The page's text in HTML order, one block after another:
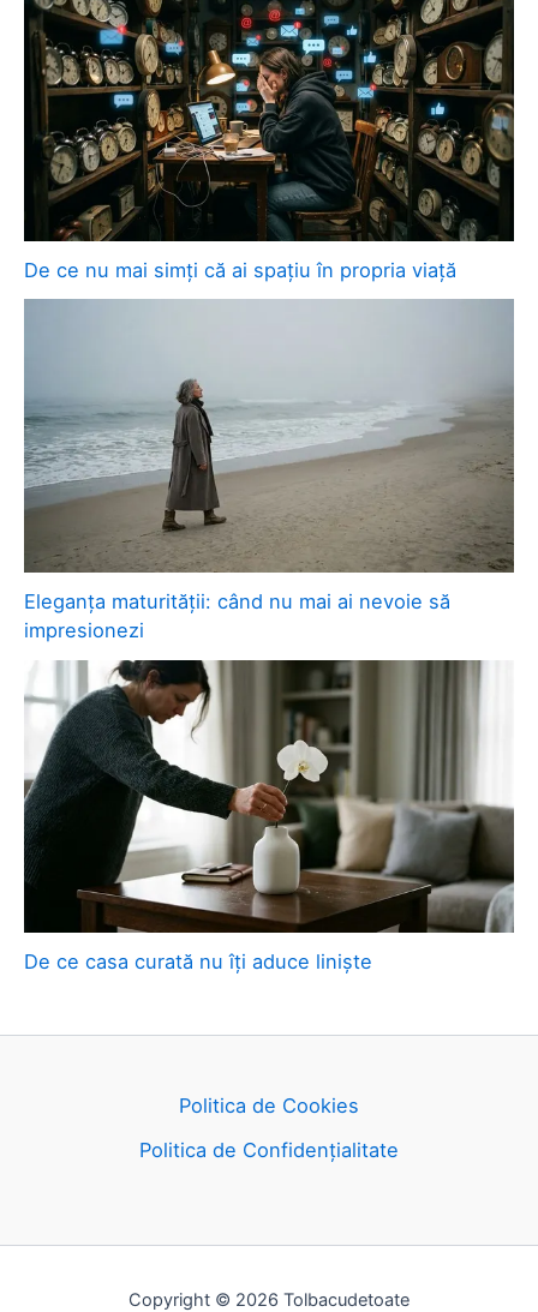
De ce nu mai simți că ai spațiu în propria viață
Eleganța maturității: când nu mai ai nevoie să
impresionezi
De ce casa curată nu îți aduce liniște
Politica de Cookies
Politica de Confidențialitate
Copyright © 2026 Tolbacudetoate